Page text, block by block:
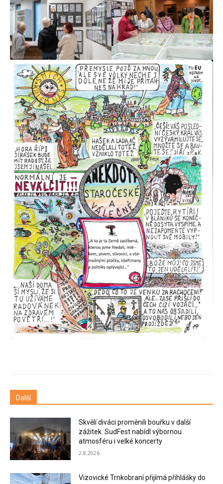
Další
Skvělí diváci proměnili bouřku v další
zážitek. SudFest nabídl výbornou
atmosféru i velké koncerty
2.8.2026
Vizovické Trnkobraní přijímá přihlášky do